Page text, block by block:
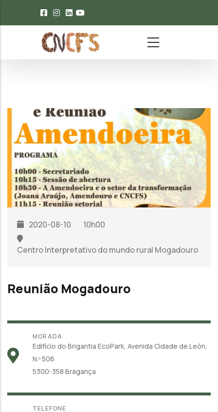
Passar para o conteúdo principal
2020-08-10 10h00
Centro Interpretativo do mundo rural Mogadouro
Reunião Mogadouro
MORADA
Edifício do Brigantia EcoPark, Avenida Cidade de León,
N.º 506
5300-358 Bragança
TELEFONE